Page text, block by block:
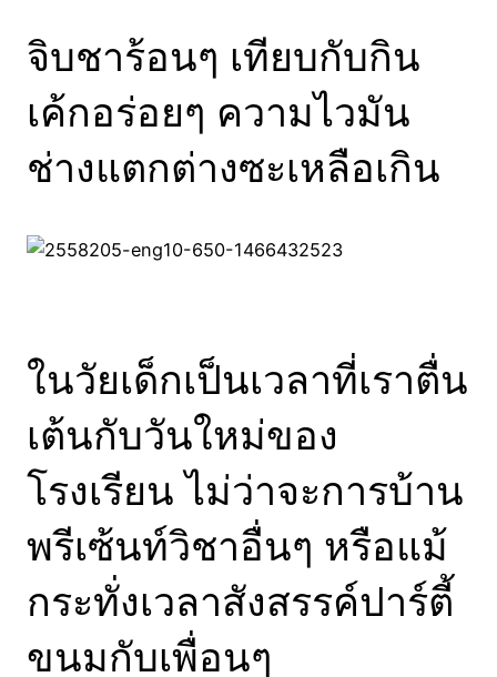
จิบชาร้อนๆ เทียบกับกิน
เค้กอร่อยๆ ความไวมัน
ช่างแตกต่างซะเหลือเกิน
ในวัยเด็กเป็นเวลาที่เราตื่น
เต้นกับวันใหม่ของ
โรงเรียน ไม่ว่าจะการบ้าน
พรีเซ้นท์วิชาอื่นๆ หรือแม้
กระทั่งเวลาสังสรรค์ปาร์ตี้
ขนมกับเพื่อนๆ